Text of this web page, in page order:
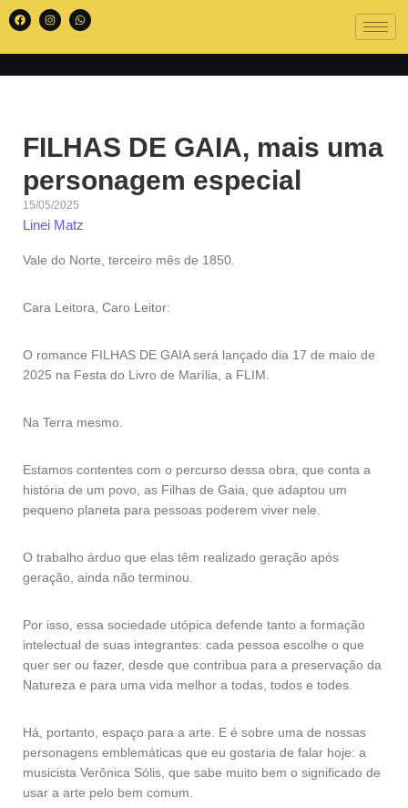
FILHAS DE GAIA, mais uma
personagem especial
15/05/2025
Linei Matz
Vale do Norte, terceiro mês de 1850.
Cara Leitora, Caro Leitor:
O romance FILHAS DE GAIA será lançado dia 17 de maio de
2025 na Festa do Livro de Marília, a FLIM.
Na Terra mesmo.
Estamos contentes com o percurso dessa obra, que conta a
história de um povo, as Filhas de Gaia, que adaptou um
pequeno planeta para pessoas poderem viver nele.
O trabalho árduo que elas têm realizado geração após
geração, ainda não terminou.
Por isso, essa sociedade utópica defende tanto a formação
intelectual de suas integrantes: cada pessoa escolhe o que
quer ser ou fazer, desde que contribua para a preservação da
Natureza e para uma vida melhor a todas, todos e todes.
Há, portanto, espaço para a arte. E é sobre uma de nossas
personagens emblemáticas que eu gostaria de falar hoje: a
musicista Verônica Sólis, que sabe muito bem o significado de
usar a arte pelo bem comum.